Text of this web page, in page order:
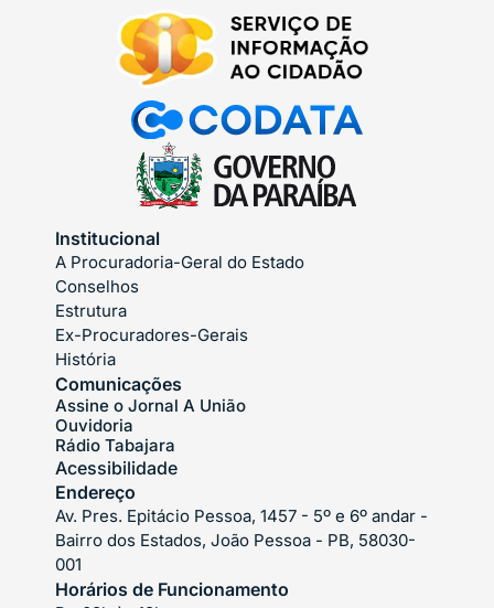
Institucional
A Procuradoria-Geral do Estado
Conselhos
Estrutura
Ex-Procuradores-Gerais
História
Comunicações
Assine o Jornal A União
Ouvidoria
Rádio Tabajara
Acessibilidade
Endereço
Av. Pres. Epitácio Pessoa, 1457 - 5º e 6º andar -
Bairro dos Estados, João Pessoa - PB, 58030-
001
Horários de Funcionamento